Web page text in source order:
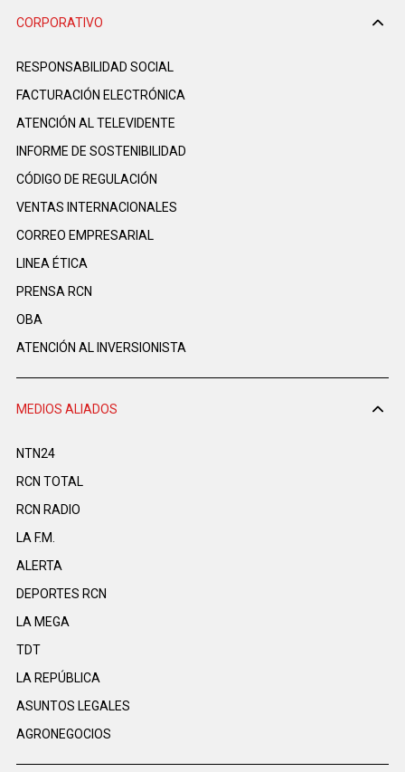
CORPORATIVO
RESPONSABILIDAD SOCIAL
FACTURACIÓN ELECTRÓNICA
ATENCIÓN AL TELEVIDENTE
INFORME DE SOSTENIBILIDAD
CÓDIGO DE REGULACIÓN
VENTAS INTERNACIONALES
CORREO EMPRESARIAL
LINEA ÉTICA
PRENSA RCN
OBA
ATENCIÓN AL INVERSIONISTA
MEDIOS ALIADOS
NTN24
RCN TOTAL
RCN RADIO
LA F.M.
ALERTA
DEPORTES RCN
LA MEGA
TDT
LA REPÚBLICA
ASUNTOS LEGALES
AGRONEGOCIOS